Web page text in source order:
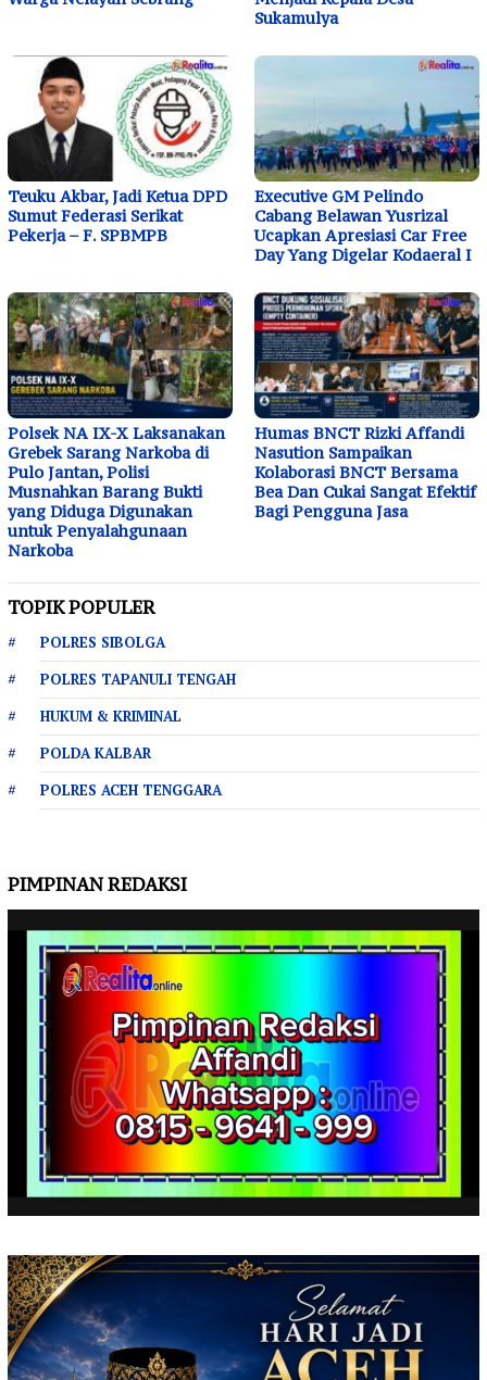
Sukamulya
Teuku Akbar, Jadi Ketua DPD
Sumut Federasi Serikat
Pekerja – F. SPBMPB
Executive GM Pelindo
Cabang Belawan Yusrizal
Ucapkan Apresiasi Car Free
Day Yang Digelar Kodaeral I
Polsek NA IX-X Laksanakan
Grebek Sarang Narkoba di
Pulo Jantan, Polisi
Musnahkan Barang Bukti
yang Diduga Digunakan
untuk Penyalahgunaan
Narkoba
Humas BNCT Rizki Affandi
Nasution Sampaikan
Kolaborasi BNCT Bersama
Bea Dan Cukai Sangat Efektif
Bagi Pengguna Jasa
TOPIK POPULER
POLRES SIBOLGA
POLRES TAPANULI TENGAH
HUKUM & KRIMINAL
POLDA KALBAR
POLRES ACEH TENGGARA
PIMPINAN REDAKSI